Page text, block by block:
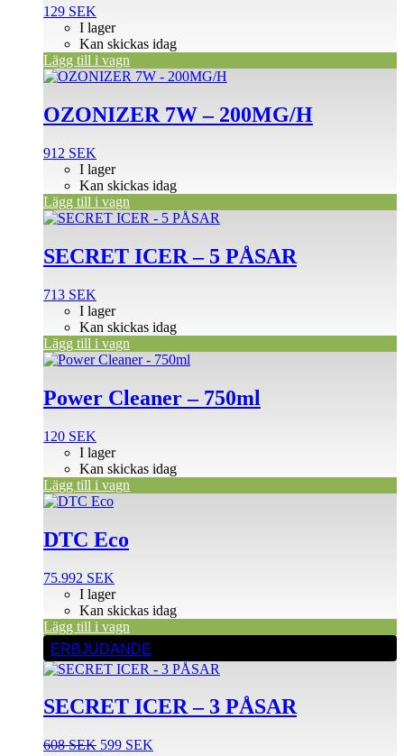
129 SEK
I lager
Kan skickas idag
Lägg till i vagn
OZONIZER 7W – 200MG/H
912 SEK
I lager
Kan skickas idag
Lägg till i vagn
SECRET ICER – 5 PÅSAR
713 SEK
I lager
Kan skickas idag
Lägg till i vagn
Power Cleaner – 750ml
120 SEK
I lager
Kan skickas idag
Lägg till i vagn
DTC Eco
75.992 SEK
I lager
Kan skickas idag
Lägg till i vagn
ERBJUDANDE
SECRET ICER – 3 PÅSAR
608SEK Det
599 SEK